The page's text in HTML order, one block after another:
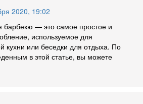
2020, 19:02
барбекю — это самое простое и
используемое для
кухни или беседки для отдыха. По
в этой статье, вы можете